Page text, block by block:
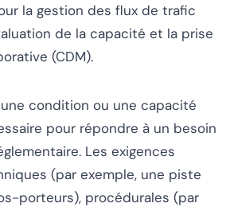
la gestion des flux de trafic
de la capacité et la prise
(CDM).
condition ou une capacité
pour répondre à un besoin
Les exigences
(par exemple, une piste
porteurs), procédurales (par